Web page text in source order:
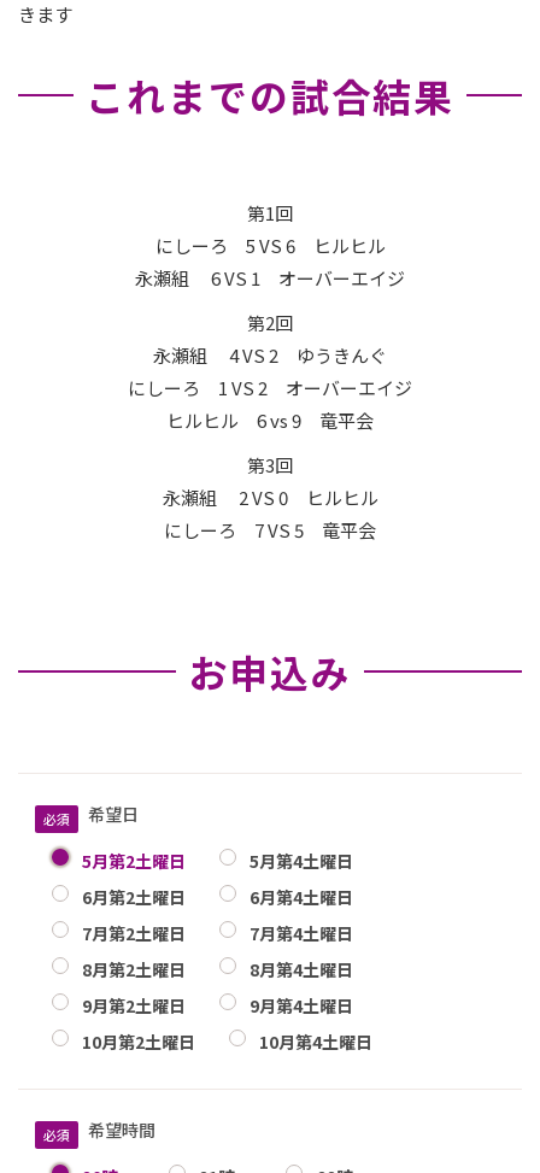
きます
これまでの試合結果
第1回
にしーろ 5 VS 6 ヒルヒル
永瀬組 6 VS 1 オーバーエイジ
第2回
永瀬組 4 VS 2 ゆうきんぐ
にしーろ 1 VS 2 オーバーエイジ
ヒルヒル 6 vs 9 竜平会
第3回
永瀬組 2 VS 0 ヒルヒル
にしーろ 7 VS 5 竜平会
お申込み
希望日
5月第2土曜日
5月第4土曜日
6月第2土曜日
6月第4土曜日
7月第2土曜日
7月第4土曜日
8月第2土曜日
8月第4土曜日
9月第2土曜日
9月第4土曜日
10月第2土曜日
10月第4土曜日
希望時間